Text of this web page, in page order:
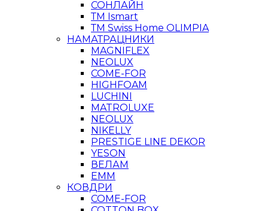
СОНЛАЙН
ТМ Ismart
ТМ Swiss Home OLIMPIA
НАМАТРАЦНИКИ
MAGNIFLEX
NEOLUX
COME-FOR
HIGHFOAM
LUCHINI
MATROLUXE
NEOLUX
NIKELLY
PRESTIGE LINE DEKOR
YESON
ВЕЛАМ
ЕММ
КОВДРИ
COME-FOR